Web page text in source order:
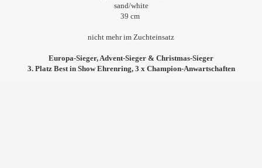
sand/white
39 cm
nicht mehr im Zuchteinsatz
Europa-Sieger, Advent-Sieger & Christmas-Sieger
3. Platz Best in Show Ehrenring, 3 x Champion-Anwartschaften